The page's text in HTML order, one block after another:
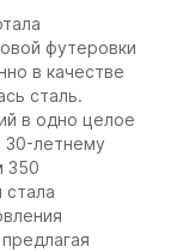
футеровки
в качестве
сталь.
в одно целое
летнему
350